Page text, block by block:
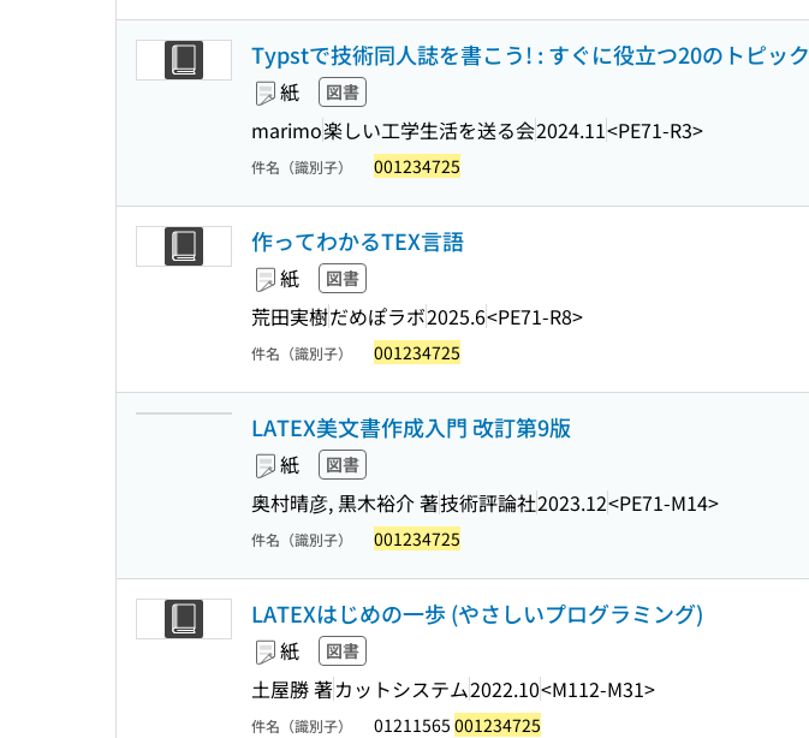
Typstで技術同人誌を書こう! : すぐに役立つ20のトピック
紙 図書
marimo楽しい工学生活を送る会2024.11<PE71-R3>
件名（識別子） 001234725
作ってわかるTEX言語
紙 図書
荒田実樹だめぽラボ2025.6<PE71-R8>
件名（識別子） 001234725
LATEX美文書作成入門 改訂第9版
紙 図書
奥村晴彦, 黒木裕介 著技術評論社2023.12<PE71-M14>
件名（識別子） 001234725
LATEXはじめの一歩 (やさしいプログラミング)
紙 図書
土屋勝 著カットシステム2022.10<M112-M31>
件名（識別子） 01211565 001234725